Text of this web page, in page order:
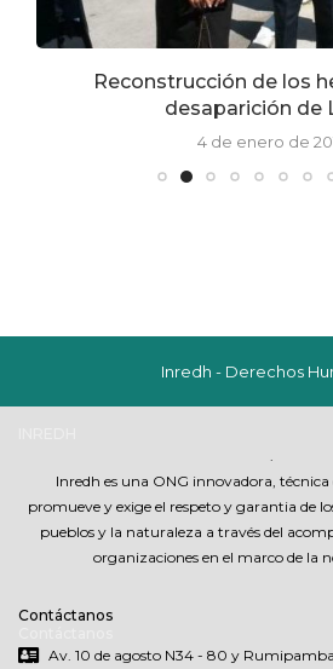
Reconstrucción de los
desaparición de
4 de enero de
Inredh - Derechos
.
Inredh es una ONG innovadora,
promueve y exige el respeto y garantia de
pueblos y la naturaleza a través del
organizaciones en el marco de la
Contáctanos
Av. 10 de agosto N34 - 80 y Rumipamba